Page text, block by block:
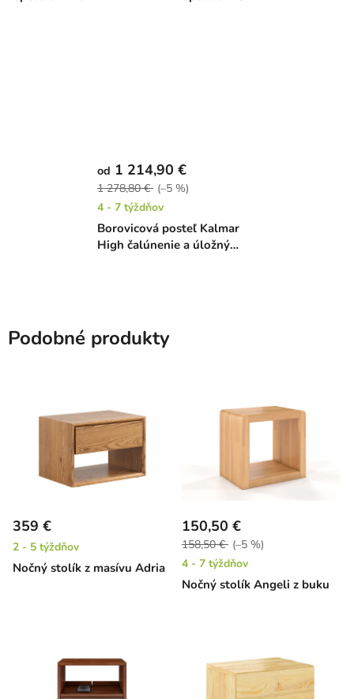
Borovicová posteľ Kalmar
High čalúnenie a úložný
od 1 214,90 €
1 278,80 € (–5 %)
4 - 7 týždňov
Podobné produkty
Nočný stolík z masívu Adria
359 €
2 - 5 týždňov
Nočný stolík Angeli z buku
150,50 €
158,50 € (–5 %)
4 - 7 týždňov